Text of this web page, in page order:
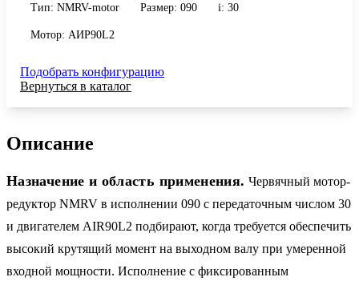
Тип: NMRV-motor Размер: 090 i: 30
Мотор: АИР90L2
Подобрать конфигурацию
Вернуться в каталог
Описание
Назначение и область применения. Червячный мотор-
редуктор NMRV в исполнении 090 с передаточным числом 30
и двигателем AIR90L2 подбирают, когда требуется обеспечить
высокий крутящий момент на выходном валу при умеренной
входной мощности. Исполнение с фиксированным